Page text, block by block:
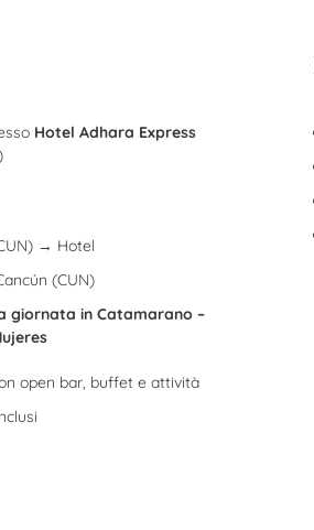
Hotel Adhara Express
→ Hotel
(CUN)
giornata in Catamarano –
open bar, buffet e attività